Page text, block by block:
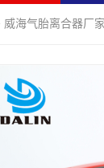
威海气胎离合器厂